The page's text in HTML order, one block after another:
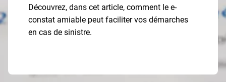
Découvrez, dans cet article, comment le e-
constat amiable peut faciliter vos démarches
en cas de sinistre.